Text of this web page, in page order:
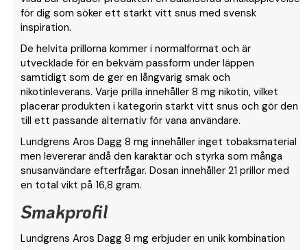
för dig som söker ett starkt vitt snus med svensk
inspiration.
De helvita prillorna kommer i normalformat och är
utvecklade för en bekväm passform under läppen
samtidigt som de ger en långvarig smak och
nikotinleverans. Varje prilla innehåller 8 mg nikotin, vilket
placerar produkten i kategorin starkt vitt snus och gör den
till ett passande alternativ för vana användare.
Lundgrens Aros Dagg 8 mg innehåller inget tobaksmaterial
men levererar ändå den karaktär och styrka som många
snusanvändare efterfrågar. Dosan innehåller 21 prillor med
en total vikt på 16,8 gram.
Smakprofil
Lundgrens Aros Dagg 8 mg erbjuder en unik kombination